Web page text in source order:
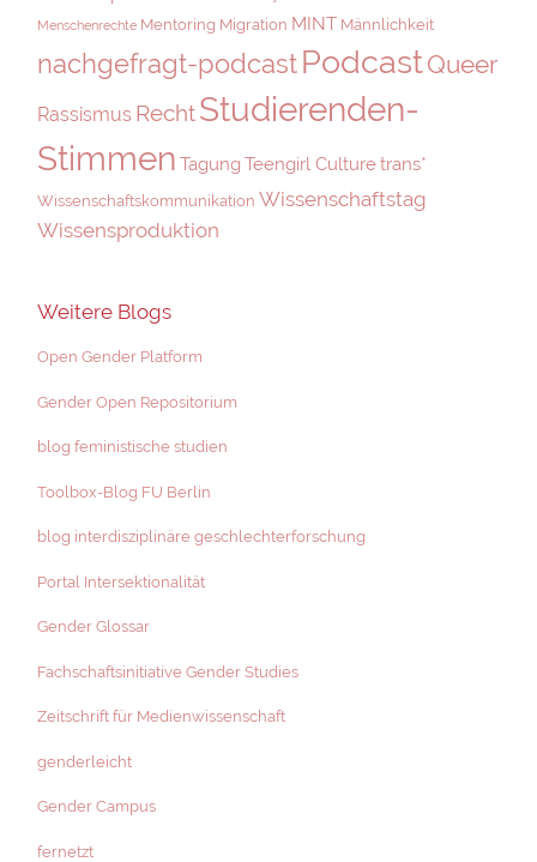
Menschenrechte Mentoring Migration MINT Männlichkeit
nachgefragt-podcastPodcastQueer
Rassismus RechtStudierenden-
Stimmen Tagung Teengirl Culturetrans*
Wissenschaftskommunikation Wissenschaftstag
Wissensproduktion
Weitere Blogs
Open Gender Platform
Gender Open Repositorium
blog feministische studien
Toolbox-Blog FU Berlin
blog interdisziplinäre geschlechterforschung
Portal Intersektionalität
Gender Glossar
Fachschaftsinitiative Gender Studies
Zeitschrift für Medienwissenschaft
genderleicht
Gender Campus
fernetzt